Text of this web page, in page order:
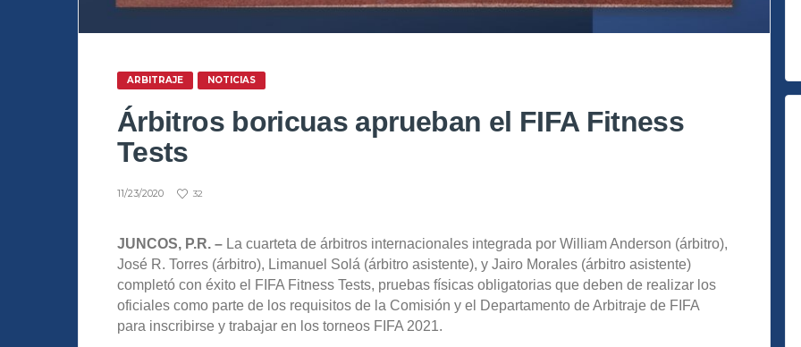
ARBITRAJE NOTICIAS
Árbitros boricuas aprueban el FIFA Fitness
Tests
11/23/2020 32
JUNCOS, P.R. – La cuarteta de árbitros internacionales integrada por William Anderson (árbitro),
José R. Torres (árbitro), Limanuel Solá (árbitro asistente), y Jairo Morales (árbitro asistente)
completó con éxito el FIFA Fitness Tests, pruebas físicas obligatorias que deben de realizar los
oficiales como parte de los requisitos de la Comisión y el Departamento de Arbitraje de FIFA
para inscribirse y trabajar en los torneos FIFA 2021.